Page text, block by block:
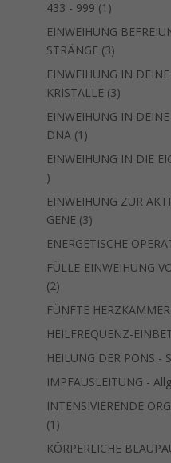
433 - 999 1 1
Produkt
EINWEIHUNG
STRÄNGE 33
Produkte
EINWEIHUNG IN
KRISTALLE 33
Produkte
EINWEIHUNG IN
DNA 1 1
Produkt
EINWEIHUNG IN DIE
1
Produkt
EINWEIHUNG ZUR
GENE 33
Produkte
ENERGETISCHE
FÜLLE-EINWEIHUNG
22
Produkte
FÜNFTE
HEILFREQUENZ-
HEILUNG DER PONS -
IMPFAUSLEITUNG -
INTENSIVIERENDE
1 1
Produkt
KÖRPERLICHE